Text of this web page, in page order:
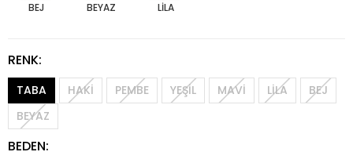
BEJ BEYAZ LİLA
RENK:
TABA HAKİ PEMBE YEŞİL MAVİ LİLA
BEJ
BEYAZ
BEDEN: